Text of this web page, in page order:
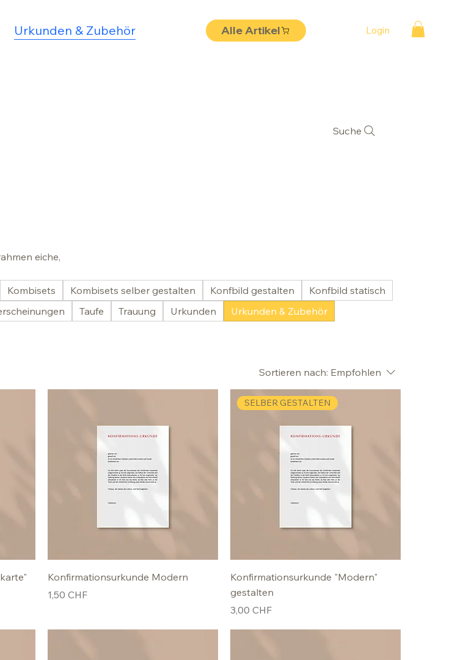
Alle Artikel Login
Urkunden & Zubehör
eiche,
Kombisets Kombisets selber gestalten Konfbild gestalten
Konfbild statisch
Taufe Trauung Urkunden Urkunden & Zubehör
Sortieren nach: Empfohlen
Konfirmationsurkunde Modern
Preis
1,50 CHF
SELBER GESTALTEN
Konfirmationsurkunde "Modern"
gestalten
Preis
3,00 CHF
Suche